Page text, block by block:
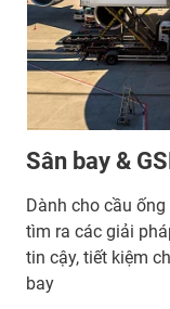
Sân bay &
Dành cho cầu
tìm ra các giải
tin cậy, tiết kiệm
bay